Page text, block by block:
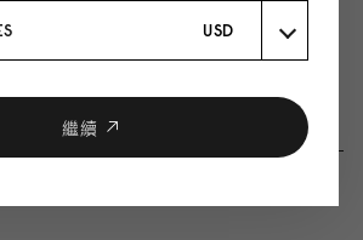
13"/14" ブラック
れ購入しました。 大きさもちょうど良く、とても
USD
繼續